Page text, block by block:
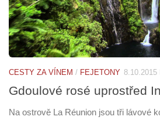
CESTY ZA VÍNEM / FEJETONY 8.10.2015
Gdoulové rosé uprostřed
Na ostrově La Réunion jsou tři lávové